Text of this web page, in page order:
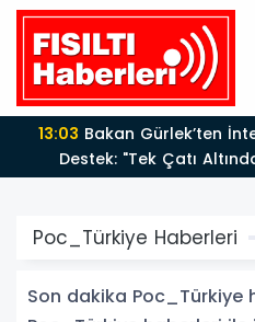
13:03
Destek: "Tek Çatı
Poc_Türkiye Haberleri
Son dakika Poc_Türkiye